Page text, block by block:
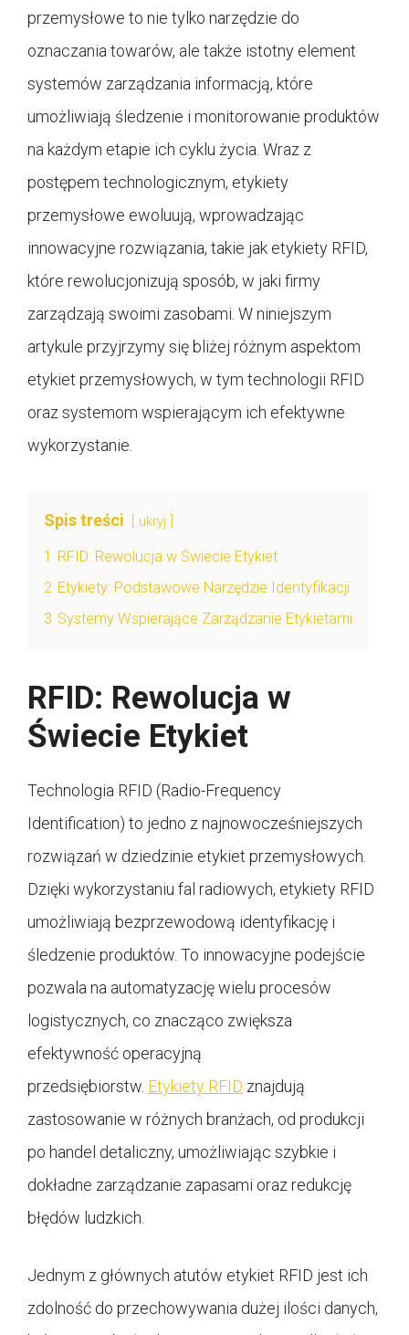
przemysłowe to nie tylko narzędzie do
oznaczania towarów, ale także istotny element
systemów zarządzania informacją, które
umożliwiają śledzenie i monitorowanie produktów
na każdym etapie ich cyklu życia. Wraz z
postępem technologicznym, etykiety
przemysłowe ewoluują, wprowadzając
innowacyjne rozwiązania, takie jak etykiety RFID,
które rewolucjonizują sposób, w jaki firmy
zarządzają swoimi zasobami. W niniejszym
artykule przyjrzymy się bliżej różnym aspektom
etykiet przemysłowych, w tym technologii RFID
oraz systemom wspierającym ich efektywne
wykorzystanie.
Spis treści ukryj
1 RFID: Rewolucja w Świecie Etykiet
2 Etykiety: Podstawowe Narzędzie Identyfikacji
3 Systemy Wspierające Zarządzanie Etykietami
RFID: Rewolucja w
Świecie Etykiet
Technologia RFID (Radio-Frequency
Identification) to jedno z najnowocześniejszych
rozwiązań w dziedzinie etykiet przemysłowych.
Dzięki wykorzystaniu fal radiowych, etykiety RFID
umożliwiają bezprzewodową identyfikację i
śledzenie produktów. To innowacyjne podejście
pozwala na automatyzację wielu procesów
logistycznych, co znacząco zwiększa
efektywność operacyjną
przedsiębiorstw. Etykiety RFID znajdują
zastosowanie w różnych branżach, od produkcji
po handel detaliczny, umożliwiając szybkie i
dokładne zarządzanie zapasami oraz redukcję
błędów ludzkich.
Jednym z głównych atutów etykiet RFID jest ich
zdolność do przechowywania dużej ilości danych,